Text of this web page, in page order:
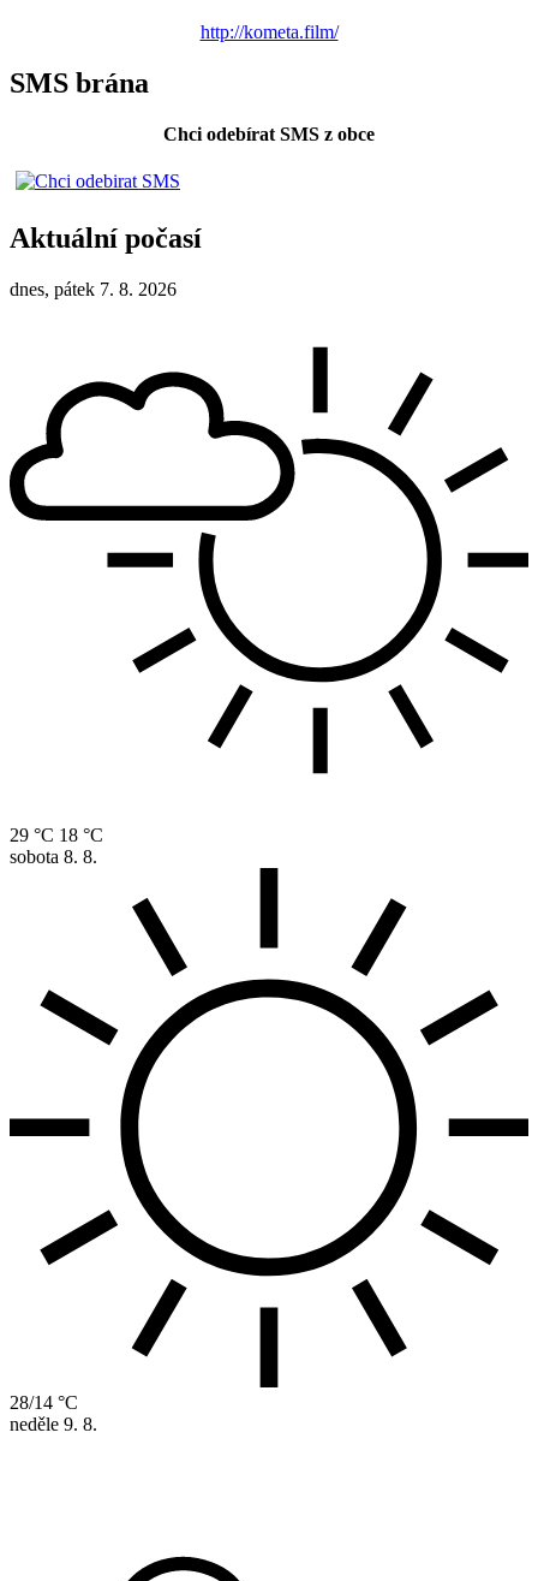
http://kometa.film/
SMS brána
Chci odebírat SMS z obce
Aktuální počasí
dnes, pátek 7. 8. 2026
29 °C 18 °C
sobota 8. 8.
28/14 °C
neděle 9. 8.